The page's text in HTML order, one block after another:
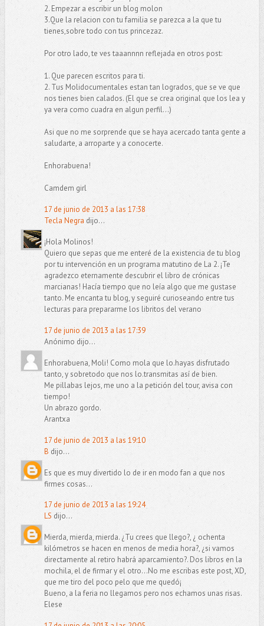
2. Empezar a escribir un blog molon
3.Que la relacion con tu familia se parezca a la que tu
tienes,sobre todo con tus princezaz.
Por otro lado, te ves taaannnn reflejada en otros post:
1. Que parecen escritos para ti.
2. Tus Molidocumentales estan tan logrados, que se ve que
nos tienes bien calados. (El que se crea original que los lea y
ya vera como cuadra en algun perfil...)
Asi que no me sorprende que se haya acercado tanta gente a
saludarte, a arroparte y a conocerte.
Enhorabuena!
Camdem girl
17 de junio de 2013 a las 17:38
Tecla Negra dijo...
¡Hola Molinos!
Quiero que sepas que me enteré de la existencia de tu blog
por tu intervención en un programa matutino de La 2. ¡Te
agradezco eternamente descubrir el libro de crónicas
marcianas! Hacía tiempo que no leía algo que me gustase
tanto. Me encanta tu blog, y seguiré curioseando entre tus
lecturas para prepararme los libritos del verano
17 de junio de 2013 a las 17:39
Anónimo dijo...
Enhorabuena, Moli! Como mola que lo.hayas disfrutado
tanto, y sobretodo que nos lo.transmitas así de bien.
Me pillabas lejos, me uno a la petición del tour, avisa con
tiempo!
Un abrazo gordo.
Arantxa
17 de junio de 2013 a las 19:10
B dijo...
Es que es muy divertido lo de ir en modo fan a que nos
firmes cosas...
17 de junio de 2013 a las 19:24
LS dijo...
Mierda, mierda, mierda. ¿Tu crees que llego?, ¿ ochenta
kilómetros se hacen en menos de media hora?, ¿si vamos
directamente al retiro habrá aparcamiento?. Dos libros en la
mochila, el de firmar y el otro...No me escribas este post, XD,
que me tiro del poco pelo que me quedó¡
Bueno, a la feria no llegamos pero nos echamos unas risas.
Elese